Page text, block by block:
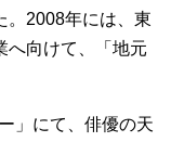
。2008年には、東
へ向けて、「地元
」にて、俳優の天